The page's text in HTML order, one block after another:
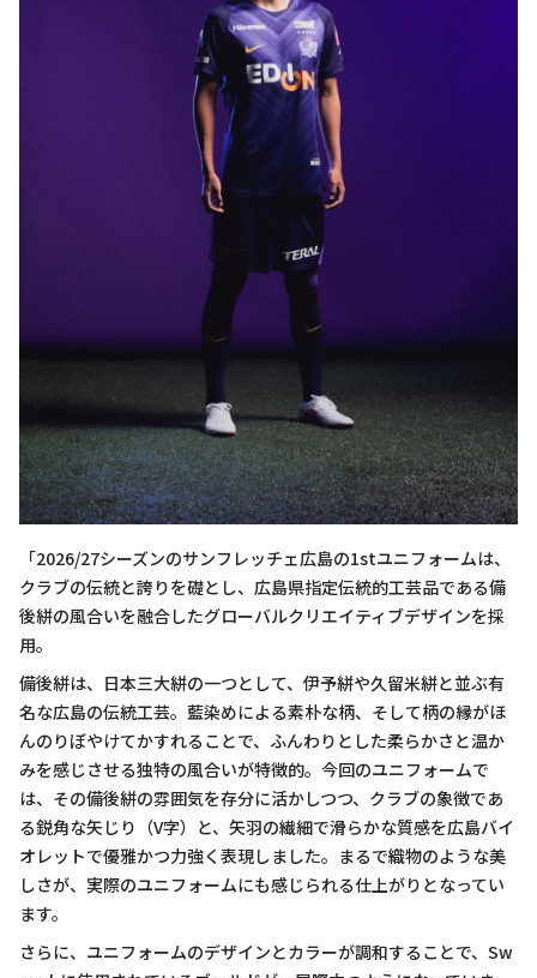
「2026/27シーズンのサンフレッチェ広島の1stユニフォームは、
クラブの伝統と誇りを礎とし、広島県指定伝統的工芸品である備
後絣の風合いを融合したグローバルクリエイティブデザインを採
用。
備後絣は、日本三大絣の一つとして、伊予絣や久留米絣と並ぶ有
名な広島の伝統工芸。藍染めによる素朴な柄、そして柄の縁がほ
んのりぼやけてかすれることで、ふんわりとした柔らかさと温か
みを感じさせる独特の風合いが特徴的。今回のユニフォームで
は、その備後絣の雰囲気を存分に活かしつつ、クラブの象徴であ
る鋭角な矢じり（V字）と、矢羽の繊細で滑らかな質感を広島バイ
オレットで優雅かつ力強く表現しました。まるで織物のような美
しさが、実際のユニフォームにも感じられる仕上がりとなってい
ます。
さらに、ユニフォームのデザインとカラーが調和することで、Sw